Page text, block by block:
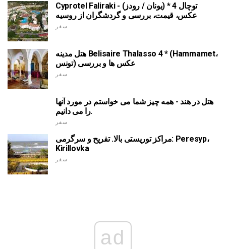
Cyprotel Faliraki توچال 4 * (یونان / رودز) -
عکس، قیمت، بررسی و گردشگران از روسیه
سفر
هتل مدینه Belisaire Thalasso 4 * (Hammamet،
تونس) عکس ها و بررسی
سفر
هتل در هند - همه چیز شما می خواستم در مورد آنها
را می دانیم.
سفر
مراکز توریستی بالا. تفریح و سرگرمی: Peresyp،
Kirillovka
سفر
ad